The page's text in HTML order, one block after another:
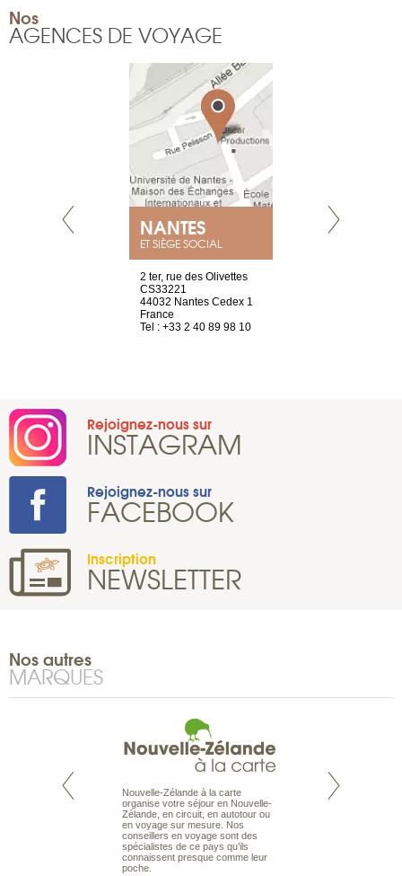
Nos
AGENCES DE VOYAGE
NANTES
ET SIÈGE SOCIAL
2 ter, rue des Olivettes
CS33221
44032 Nantes Cedex 1
France
Tel : +33 2 40 89 98 10
Rejoignez-nous sur
INSTAGRAM
Rejoignez-nous sur
FACEBOOK
Inscription
NEWSLETTER
Nos autres
MARQUES
est le spécialiste
Nouvelle-Zélande à la carte
organise votre séjour en Nouvelle-
Zélande, en circuit, en autotour ou
en voyage sur mesure. Nos
conseillers en voyage sont des
spécialistes de ce pays qu’ils
connaissent presque comme leur
poche.
Notre site